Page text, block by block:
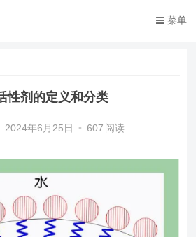
菜单
性剂的定义和分类
2024年6月25日 • 607 阅读